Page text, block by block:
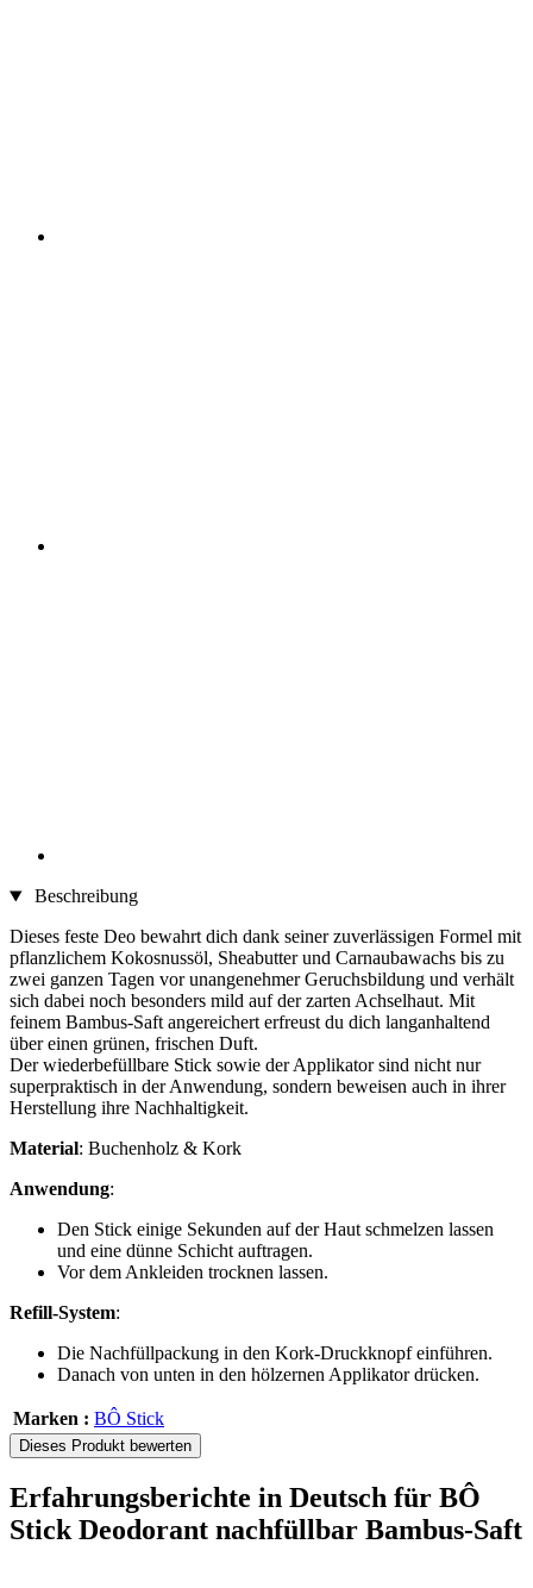
Beschreibung
Dieses feste Deo bewahrt dich dank seiner zuverlässigen Formel mit
pflanzlichem Kokosnussöl, Sheabutter und Carnaubawachs bis zu
zwei ganzen Tagen vor unangenehmer Geruchsbildung und verhält
sich dabei noch besonders mild auf der zarten Achselhaut. Mit
feinem Bambus-Saft angereichert erfreust du dich langanhaltend
über einen grünen, frischen Duft.
Der wiederbefüllbare Stick sowie der Applikator sind nicht nur
superpraktisch in der Anwendung, sondern beweisen auch in ihrer
Herstellung ihre Nachhaltigkeit.
Material: Buchenholz & Kork
Anwendung:
Den Stick einige Sekunden auf der Haut schmelzen lassen
und eine dünne Schicht auftragen.
Vor dem Ankleiden trocknen lassen.
Refill-System:
Die Nachfüllpackung in den Kork-Druckknopf einführen.
Danach von unten in den hölzernen Applikator drücken.
Marken : BÔ Stick
Dieses Produkt bewerten
Erfahrungsberichte in Deutsch für BÔ
Stick Deodorant nachfüllbar Bambus-Saft